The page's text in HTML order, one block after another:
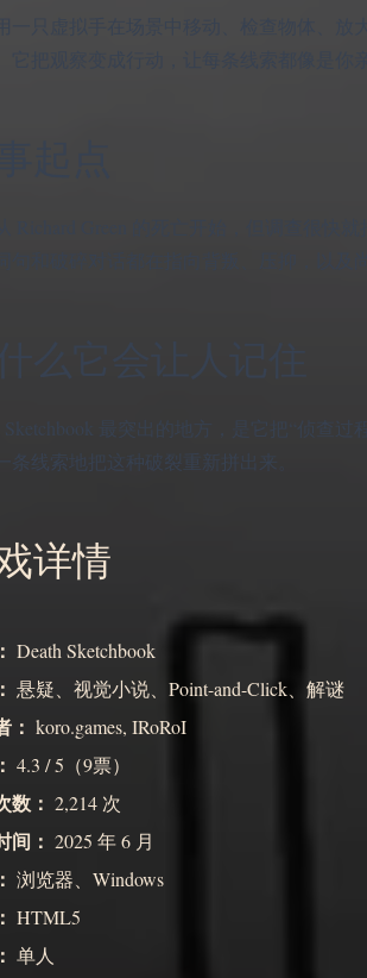
一只虚拟手在场景中移动、检查物体、
它把观察变成行动，让每条线索都像是你
Richard Green 的死亡开始，但调查很快
句和破碎对话都在指向背叛、压抑，以及
什么它会让人记住
Sketchbook 最突出的地方，是它把“侦查
条线索地把这种破裂重新拼出来。
详情
Death Sketchbook
悬疑、视觉小说、Point-and-Click、解谜
： koro.games, IRoRoI
4.3 / 5（9票）
数： 2,214 次
间： 2025 年 6 月
浏览器、Windows
HTML5
单人